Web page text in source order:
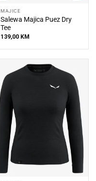
MAJICE
Salewa Majica Puez Dry
Tee
139,00 KM